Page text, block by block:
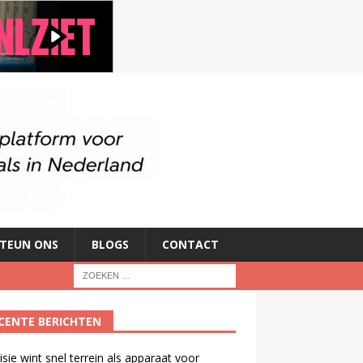
ONS BLOGS CONTACT
BERICHTEN
wint snel terrein als apparaat voor